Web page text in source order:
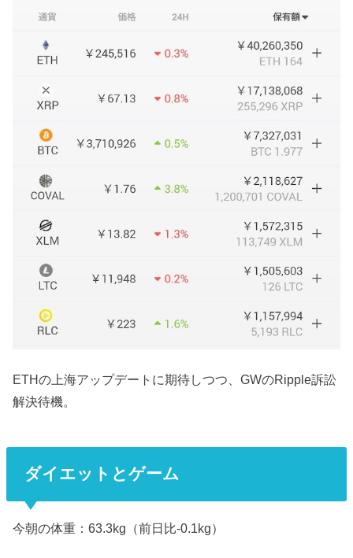
ETHの上海アップデートに期待しつつ、GWのRipple訴訟
解決待機。
ダイエットとゲーム
今朝の体重：63.3kg（前日比-0.1kg）